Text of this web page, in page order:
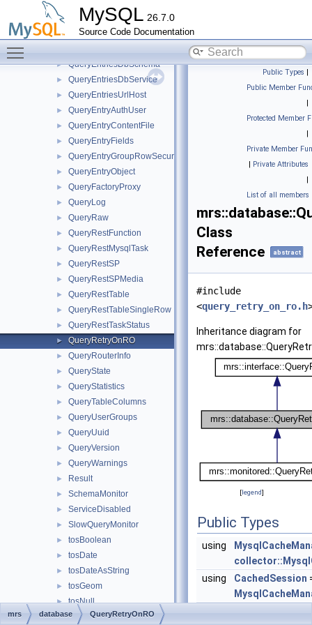
MySQL 26.7.0
Source Code Documentation
► QueryEntriesContentFile
► QueryEntriesContentSet
► QueryEntriesDbSchema
► QueryEntriesDbService
► QueryEntriesUrlHost
► QueryEntryAuthUser
► QueryEntryContentFile
► QueryEntryFields
► QueryEntryGroupRowSecurity
► QueryEntryObject
► QueryFactoryProxy
► QueryLog
► QueryRaw
► QueryRestFunction
► QueryRestMysqlTask
► QueryRestSP
► QueryRestSPMedia
► QueryRestTable
► QueryRestTableSingleRow
► QueryRestTaskStatus
► QueryRetryOnRO
► QueryRouterInfo
► QueryState
► QueryStatistics
► QueryTableColumns
► QueryUserGroups
► QueryUuid
► QueryVersion
► QueryWarnings
► Result
► SchemaMonitor
► ServiceDisabled
► SlowQueryMonitor
► tosBoolean
► tosDate
► tosDateAsString
► tosGeom
► tosNull
► tosNumber
Public Types |
Public Member
|
Protected Member
|
Private Member
| Private Attributes
|
List of all members
Class
Reference
abstract
#include
<query_retry_on_ro.h
Inheritance diagram for
[legend]
Public Types
using
using
CachedSession
mrs database QueryRetryOnRO